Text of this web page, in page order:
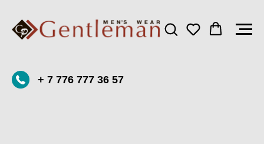
+ 7 776 777 36 57